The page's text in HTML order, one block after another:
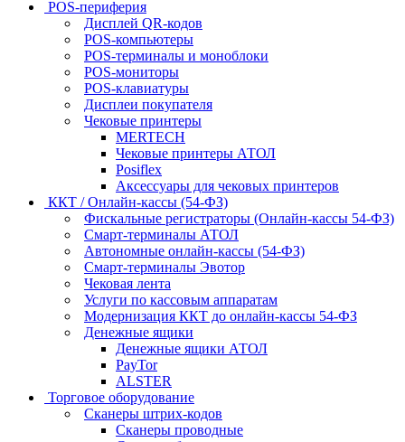
POS-периферия
Дисплей QR-кодов
POS-компьютеры
POS-терминалы и моноблоки
POS-мониторы
POS-клавиатуры
Дисплеи покупателя
Чековые принтеры
MERTECH
Чековые принтеры АТОЛ
Posiflex
Аксессуары для чековых принтеров
ККТ / Онлайн-кассы (54-ФЗ)
Фискальные регистраторы (Онлайн-кассы 54-ФЗ)
Смарт-терминалы АТОЛ
Автономные онлайн-кассы (54-ФЗ)
Смарт-терминалы Эвотор
Чековая лента
Услуги по кассовым аппаратам
Модернизация ККТ до онлайн-кассы 54-ФЗ
Денежные ящики
Денежные ящики АТОЛ
PayTor
ALSTER
Торговое оборудование
Сканеры штрих-кодов
Сканеры проводные